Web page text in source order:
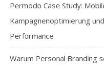
Permodo Case Study:
Kampagnenoptimierung
Performance
Warum Personal Branding